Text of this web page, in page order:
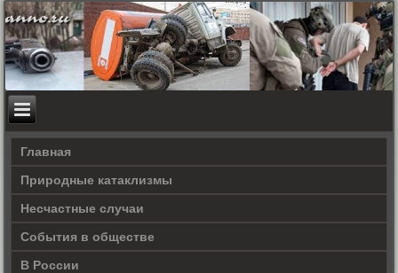
Главная
Природные катаклизмы
Несчастные случаи
События в обществе
В России